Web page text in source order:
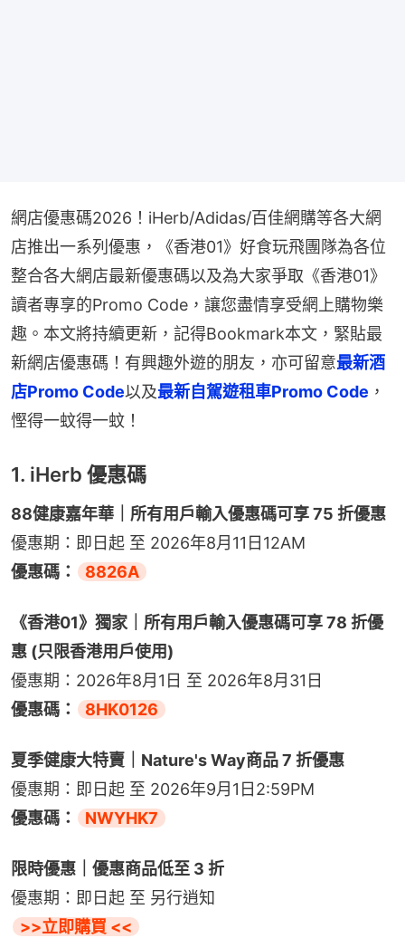
網店優惠碼2026！iHerb/Adidas/百佳網購等各大網
店推出一系列優惠，《香港01》好食玩飛團隊為各位
整合各大網店最新優惠碼以及為大家爭取《香港01》
讀者專享的Promo Code，讓您盡情享受網上購物樂
趣。本文將持續更新，記得Bookmark本文，緊貼最
新網店優惠碼！有興趣外遊的朋友，亦可留意最新酒
店Promo Code以及最新自駕遊租車Promo Code ，
慳得一蚊得一蚊！
1. iHerb 優惠碼
88健康嘉年華｜所有用戶輸入優惠碼可享 75 折優惠
優惠期：即日起 至 2026年8月11日12AM
優惠碼：
8826A
《香港01》獨家｜所有用戶輸入優惠碼可享 78 折優
惠 (只限香港用戶使用)
優惠期：2026年8月1日 至 2026年8月31日
優惠碼：
8HK0126
夏季健康大特賣｜​Nature's Way商品 7 折優惠
優惠期：即日起 至 2026年9月1日2:59PM
優惠碼：
NWYHK7
限時優惠｜優惠商品低至 3 折
優惠期：即日起 至 另行逍知
>>立即購買 <<